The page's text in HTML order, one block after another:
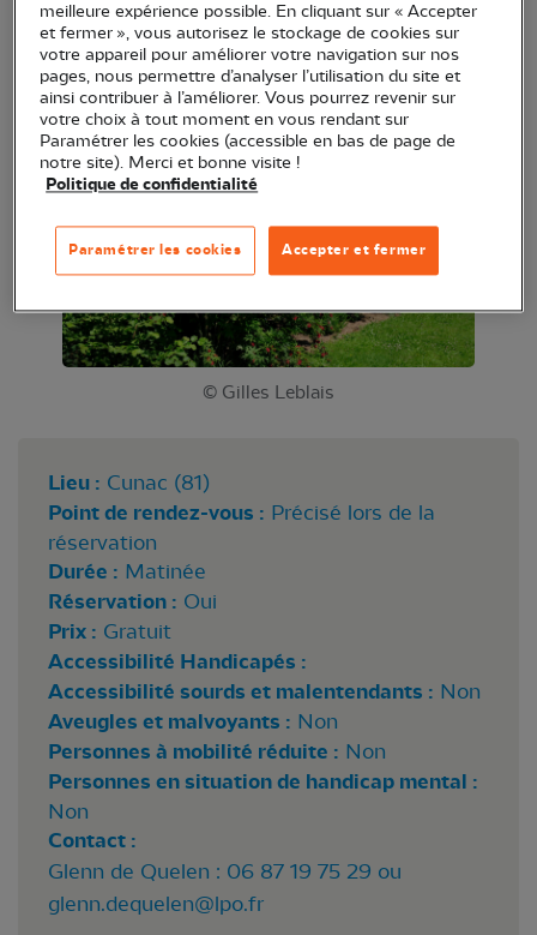
boutures d'arbustes dans les haies. Glenn vous
expliquera la technique. Vous pourrez alors offrir à
votre jardin ou vos amis ces cadeaux de la nature.
© Gilles Leblais
Lieu : Cunac (81)
Point de rendez-vous : Précisé lors de la
réservation
Durée : Matinée
Réservation : Oui
Prix : Gratuit
Accessibilité Handicapés :
Accessibilité sourds et malentendants : Non
Aveugles et malvoyants : Non
Personnes à mobilité réduite : Non
Personnes en situation de handicap mental :
Non
Contact :
Glenn de Quelen : 06 87 19 75 29 ou
glenn.dequelen@lpo.fr
meilleure expérience possible. En cliquant sur « Accepter
et fermer », vous autorisez le stockage de cookies sur
votre appareil pour améliorer votre navigation sur nos
pages, nous permettre d’analyser l’utilisation du site et
ainsi contribuer à l’améliorer. Vous pourrez revenir sur
votre choix à tout moment en vous rendant sur
Paramétrer les cookies (accessible en bas de page de
notre site). Merci et bonne visite !
Politique de confidentialité
Accepter et fermer
Paramétrer les cookies